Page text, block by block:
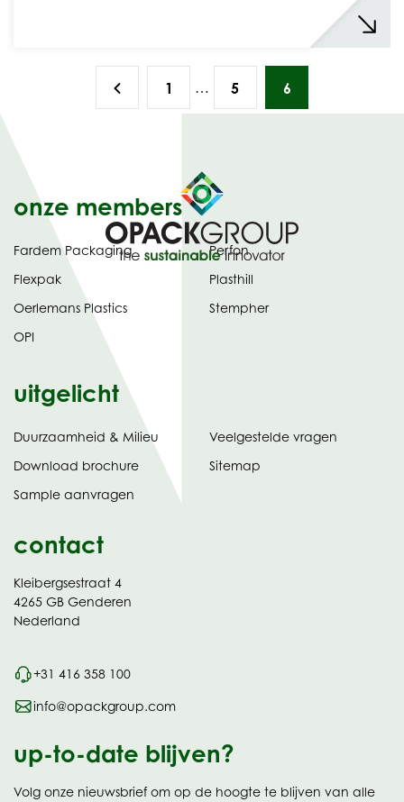
1 … 5 6
onze members
Fardem Packaging
Flexpak
Oerlemans Plastics
OPI
Perfon
Plasthill
Stempher
uitgelicht
Duurzaamheid & Milieu
Download brochure(opent
tabblad)
Sample aanvragen
Veelgestelde vragen
Sitemap
contact
Kleibergsestraat 4
4265 GB Genderen
Nederland
+31 416 358 100
info@opackgroup.com
up-to-date blijven?
Volg onze nieuwsbrief om op de hoogte te blijven van alle